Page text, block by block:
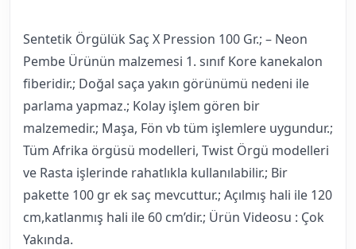
Sentetik Örgülük Saç X Pression 100 Gr.; – Neon
Pembe Ürünün malzemesi 1. sınıf Kore kanekalon
fiberidir.; Doğal saça yakın görünümü nedeni ile
parlama yapmaz.; Kolay işlem gören bir
malzemedir.; Maşa, Fön vb tüm işlemlere uygundur.;
Tüm Afrika örgüsü modelleri, Twist Örgü modelleri
ve Rasta işlerinde rahatlıkla kullanılabilir.; Bir
pakette 100 gr ek saç mevcuttur.; Açılmış hali ile 120
cm,katlanmış hali ile 60 cm’dir.; Ürün Videosu : Çok
Yakında.